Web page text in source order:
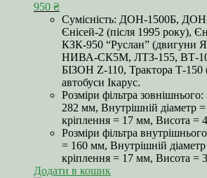
950 ₴
Сумісність: ДОН-1500Б,
Єнісей-2 (після 1995 року),
КЗК-950 “Руслан” (двигуни
НИВА-СК5М, ЛТЗ-155, ВТ-
БІЗОН Z-110, Трактора Т-
автобуси Ікарус.
Розміри фільтра
282 мм, Внутрішній діаметр
кріплення = 17 мм, Висота =
Розміри фільтра
= 160 мм, Внутрішній
кріплення = 17 мм, Висота =
Додати в кошик